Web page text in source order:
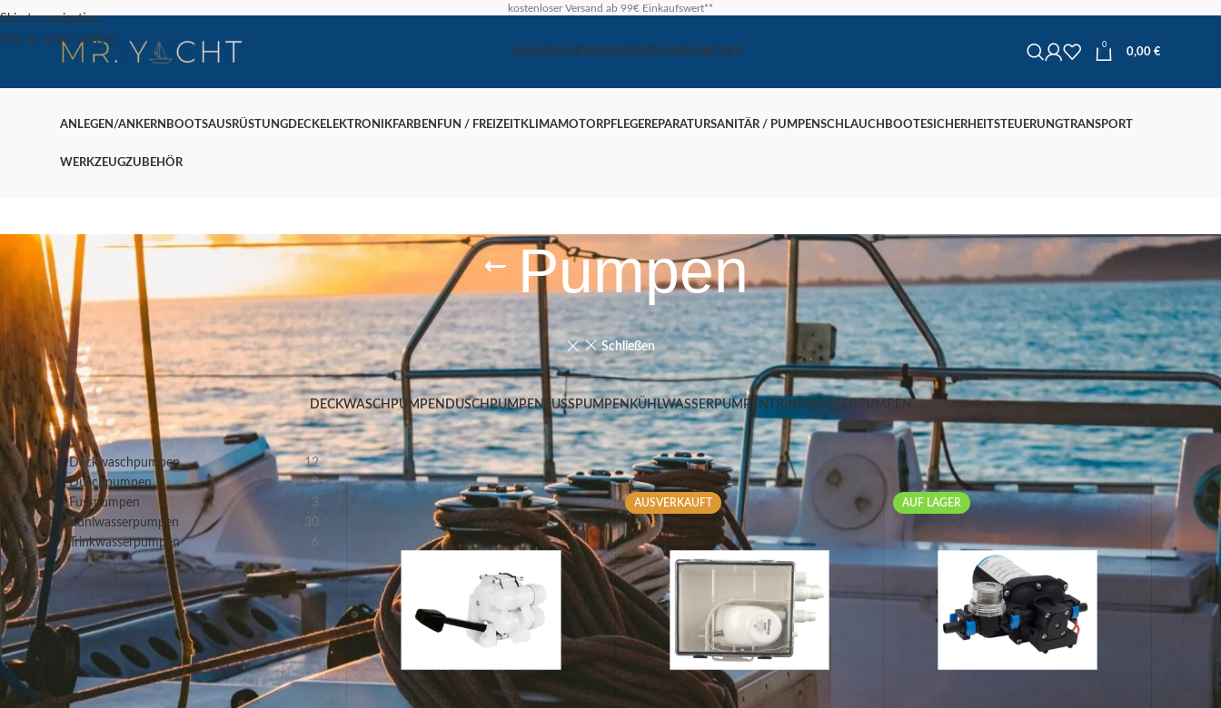
Skip to navigation
Skip to main content
kostenloser Versand ab 99€ Einkaufswert**
HOMESHOPWISSEN ÜBER UNSKONTAKT
0
0,00 €
ANLEGEN/ANKERN BOOTSAUSRÜSTUNG DECK ELEKTRONIK FARBEN FUN / FREIZEITKLIMAMOTORPFLEGEREPARATURSANITÄR / PUMPENSCHLAUCHBOOTESICHERHEITSTEUERUNGTRANSPORT
WERKZEUGZUBEHÖR
Pumpen
Schließen
DECKWASCHPUMPENDUSCHPUMPEN FUSSPUMPENKÜHLWASSERPUMPEN TRINKWASSERPUMPEN
PRODUKT-KATEGORIEN
Deckwaschpumpen
12
Duschpumpen
2
Fusspumpen
3
Kühlwasserpumpen
30
Trinkwasserpumpen
6
FILTERN NACH
Auf Lager 20
Start Shop / Sanitär / Pumpen / Pumpen Anzeigen 9 12 18 24
AUSVERKAUFT AUF LAGER